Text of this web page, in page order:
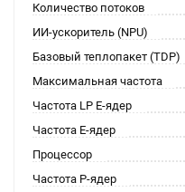
Количество потоков
ИИ-ускоритель (NPU)
Базовый теплопакет (TDP)
Максимальная частота
Частота LP E-ядер
Частота E-ядер
Процессор
Частота P-ядер